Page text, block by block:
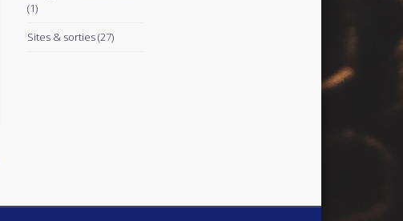
(1)
Sites & sorties(27)